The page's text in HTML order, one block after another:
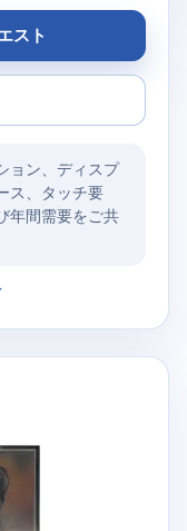
スト
ョン、ディスプ
ス、タッチ要
年間需要をご共